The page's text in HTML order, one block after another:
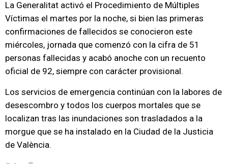
La Generalitat activó el Procedimiento de Múltiples
Víctimas el martes por la noche, si bien las primeras
confirmaciones de fallecidos se conocieron este
miércoles, jornada que comenzó con la cifra de 51
personas fallecidas y acabó anoche con un recuento
oficial de 92, siempre con carácter provisional.
Los servicios de emergencia continúan con la labores de
desescombro y todos los cuerpos mortales que se
localizan tras las inundaciones son trasladados a la
morgue que se ha instalado en la Ciudad de la Justicia
de València.